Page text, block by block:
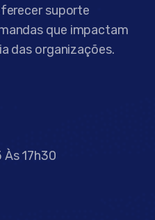
suporte
que impactam
das organizações.
17h30